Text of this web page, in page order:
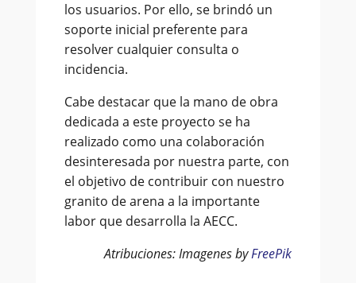
los usuarios. Por ello, se brindó un
soporte inicial preferente para
resolver cualquier consulta o
incidencia.
Cabe destacar que la mano de obra
dedicada a este proyecto se ha
realizado como una colaboración
desinteresada por nuestra parte, con
el objetivo de contribuir con nuestro
granito de arena a la importante
labor que desarrolla la AECC.
Atribuciones: Imagenes byFreePik